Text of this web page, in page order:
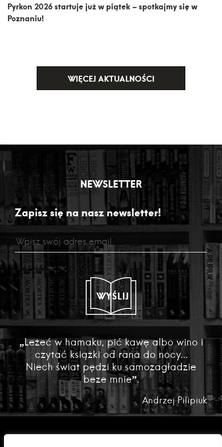
Pyrkon 2026 startuje już w piątek – spotkajmy się w
Poznaniu!
WIĘCEJ AKTUALNOŚCI
NEWSLETTER
Zapisz się na nasz newsletter!
WYŚLIJ
„Leżeć w hamaku, pić kawę albo wino i
czytać książki od rana do nocy...
Niech świat pędzi ku samozagładzie
beze mnie”.
Andrzej Pilipiuk